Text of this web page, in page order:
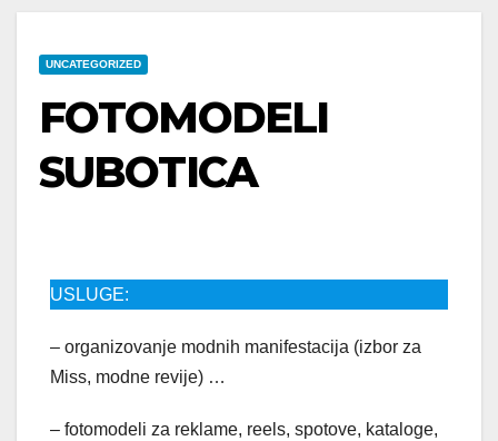
UNCATEGORIZED
FOTOMODELI
SUBOTICA
USLUGE:
– organizovanje modnih manifestacija (izbor za
Miss, modne revije) …
– fotomodeli za reklame, reels, spotove, kataloge,